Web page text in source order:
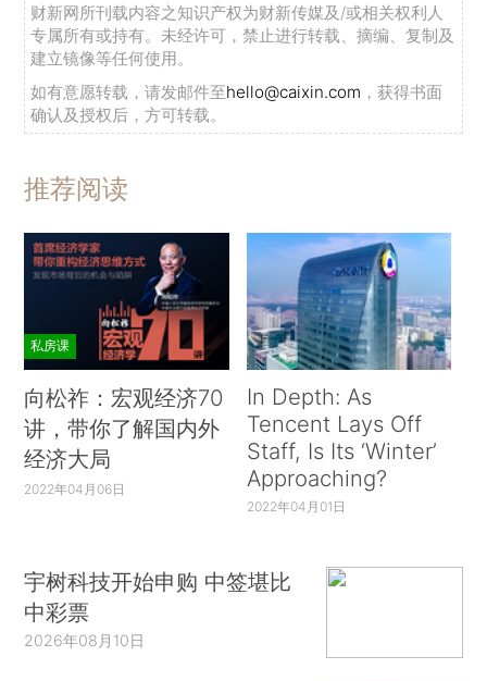
财新网所刊载内容之知识产权为财新传媒及/或相关权利人
专属所有或持有。未经许可，禁止进行转载、摘编、复制及
建立镜像等任何使用。
如有意愿转载，请发邮件至hello@caixin.com ，获得书面
确认及授权后，方可转载。
推荐阅读
私房课
向松祚：宏观经济70
讲，带你了解国内外
经济大局
2022年04月06日
In Depth: As
Tencent Lays Off
Staff, Is Its ‘Winter’
Approaching?
2022年04月01日
宇树科技开始申购 中签堪比
中彩票
2026年08月10日